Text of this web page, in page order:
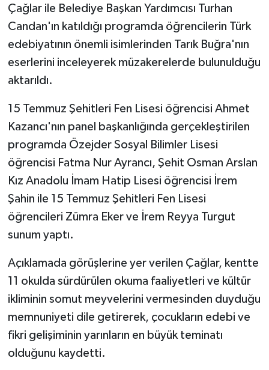
Çağlar ile Belediye Başkan Yardımcısı Turhan
Candan'ın katıldığı programda öğrencilerin Türk
edebiyatının önemli isimlerinden Tarık Buğra'nın
eserlerini inceleyerek müzakerelerde bulunulduğu
aktarıldı.
15 Temmuz Şehitleri Fen Lisesi öğrencisi Ahmet
Kazancı'nın panel başkanlığında gerçekleştirilen
programda Özejder Sosyal Bilimler Lisesi
öğrencisi Fatma Nur Ayrancı, Şehit Osman Arslan
Kız Anadolu İmam Hatip Lisesi öğrencisi İrem
Şahin ile 15 Temmuz Şehitleri Fen Lisesi
öğrencileri Zümra Eker ve İrem Reyya Turgut
sunum yaptı.
Açıklamada görüşlerine yer verilen Çağlar, kentte
11 okulda sürdürülen okuma faaliyetleri ve kültür
ikliminin somut meyvelerini vermesinden duyduğu
memnuniyeti dile getirerek, çocukların edebi ve
fikri gelişiminin yarınların en büyük teminatı
olduğunu kaydetti.